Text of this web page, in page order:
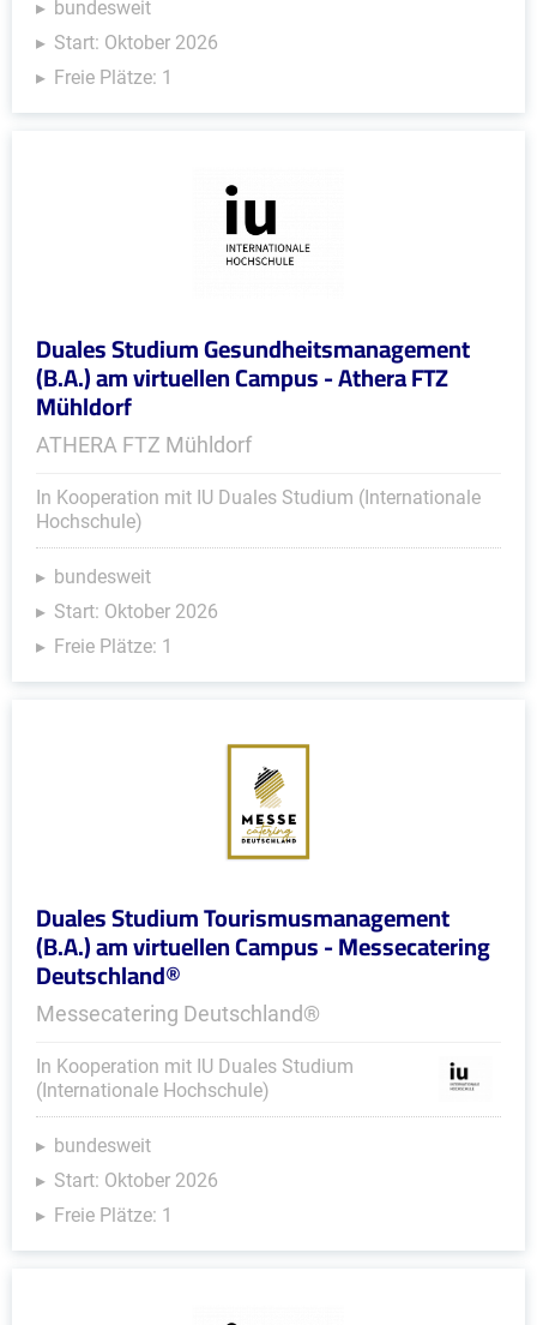
bundesweit
Start: Oktober 2026
Freie Plätze: 1
Duales Studium Gesundheitsmanagement
(B.A.) am virtuellen Campus - Athera FTZ
Mühldorf
ATHERA FTZ Mühldorf
In Kooperation mit IU Duales Studium (Internationale
Hochschule)
bundesweit
Start: Oktober 2026
Freie Plätze: 1
Duales Studium Tourismusmanagement
(B.A.) am virtuellen Campus - Messecatering
Deutschland®
Messecatering Deutschland®
In Kooperation mit IU Duales Studium
(Internationale Hochschule)
bundesweit
Start: Oktober 2026
Freie Plätze: 1